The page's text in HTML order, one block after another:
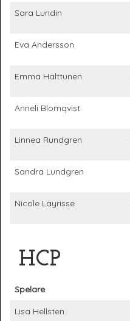
Sara Lundin
Eva Andersson
Emma Halttunen
Anneli Blomqvist
Linnea Rundgren
Sandra Lundgren
Nicole Layrisse
HCP
Spelare
Lisa Hellsten